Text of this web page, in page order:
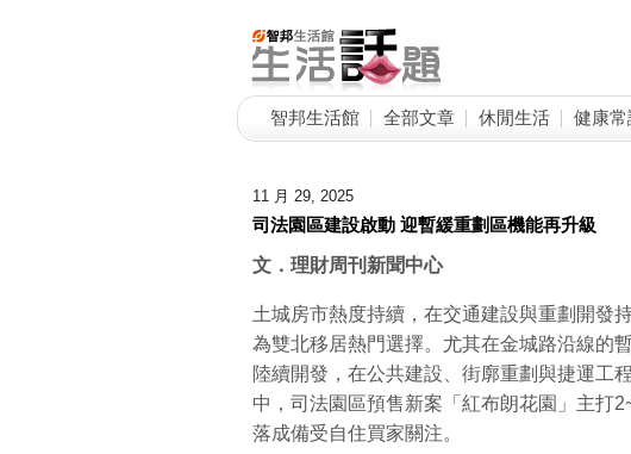
智邦生活館 全部文章 休閒生活 健康
11 月 29, 2025
司法園區建設啟動 迎暫緩重劃區機能再升級
文．理財周刊新聞中心
土城房市熱度持續，在交通建設與重劃開發
為雙北移居熱門選擇。尤其在金城路沿線的
陸續開發，在公共建設、街廓重劃與捷運工
中，司法園區預售新案「紅布朗花園」主打
落成備受自住買家關注。